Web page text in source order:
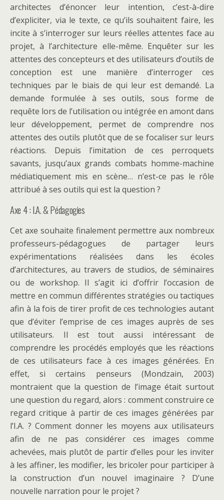
architectes d’énoncer leur intention, c’est-à-dire
d’expliciter, via le texte, ce qu’ils souhaitent faire, les
incite à s’interroger sur leurs réelles attentes face au
projet, à l’architecture elle-même. Enquêter sur les
attentes des concepteurs et des utilisateurs d’outils de
conception est une manière d’interroger ces
techniques par le biais de qui leur est demandé. La
demande formulée à ses outils, sous forme de
requête lors de l’utilisation ou intégrée en amont dans
leur développement, permet de comprendre nos
attentes des outils plutôt que de se focaliser sur leurs
réactions. Depuis l’imitation de ces perroquets
savants, jusqu’aux grands combats homme-machine
médiatiquement mis en scène… n’est-ce pas le rôle
attribué à ses outils qui est la question ?
Axe 4 : I.A. & Pédagogies
Cet axe souhaite finalement permettre aux nombreux
professeurs-pédagogues de partager leurs
expérimentations réalisées dans les écoles
d’architectures, au travers de studios, de séminaires
ou de workshop. Il s’agit ici d’offrir l’occasion de
mettre en commun différentes stratégies ou tactiques
afin à la fois de tirer profit de ces technologies autant
que d’éviter l’emprise de ces images auprès de ses
utilisateurs. Il est tout aussi intéressant de
comprendre les procédés employés que les réactions
de ces utilisateurs face à ces images générées. En
effet, si certains penseurs (Mondzain, 2003)
montraient que la question de l’image était surtout
une question du regard, alors : comment construire ce
regard critique à partir de ces images générées par
l’I.A. ? Comment donner les moyens aux utilisateurs
afin de ne pas considérer ces images comme
achevées, mais plutôt de partir d’elles pour les inviter
à les affiner, les modifier, les bricoler pour participer à
la construction d’un nouvel imaginaire ? D’une
nouvelle narration pour le projet ?